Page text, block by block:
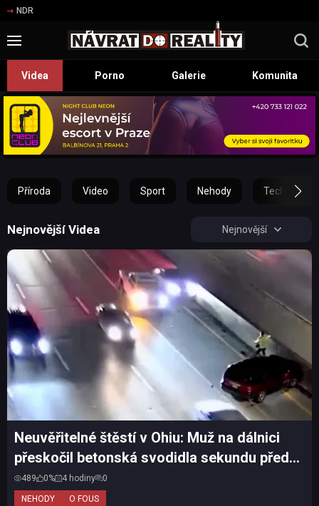
NDR
Videa Porno Galerie Komunita
Příroda Video Sport Nehody Technika
Nejnovější Videa Nejnovější
NEHODY O FOUS
Neuvěřitelné štěstí v Ohiu: Muž na dálnici
přeskočil betonská svodidla sekundu před
nárazem auta
489 0% 4 hodiny 0